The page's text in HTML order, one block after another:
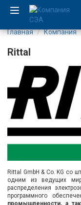
Компания
Каталог
Услуги
Новости
Главная Компания
Rittal
Rittal GmbH & Co. KG со
одним из ведущих
распределения
программного
промышленности, а